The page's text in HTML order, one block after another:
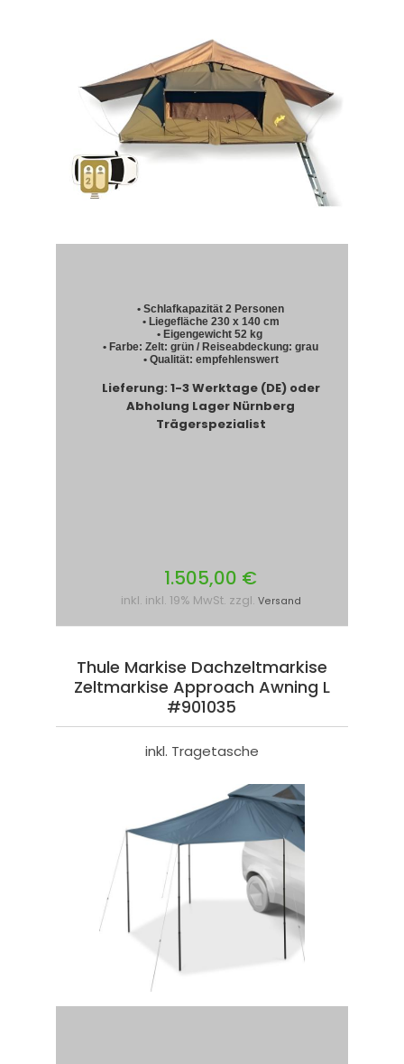
• Schlafkapazität 2 Personen
• Liegefläche 230 x 140 cm
• Eigengewicht 52 kg
• Farbe: Zelt: grün / Reiseabdeckung: grau
• Qualität: empfehlenswert
Lieferung: 1-3 Werktage (DE) oder
Abholung Lager Nürnberg
Trägerspezialist
1.505,00 €
inkl. inkl. 19% MwSt. zzgl. Versand
Thule Markise Dachzeltmarkise
Zeltmarkise Approach Awning L
#901035
inkl. Tragetasche